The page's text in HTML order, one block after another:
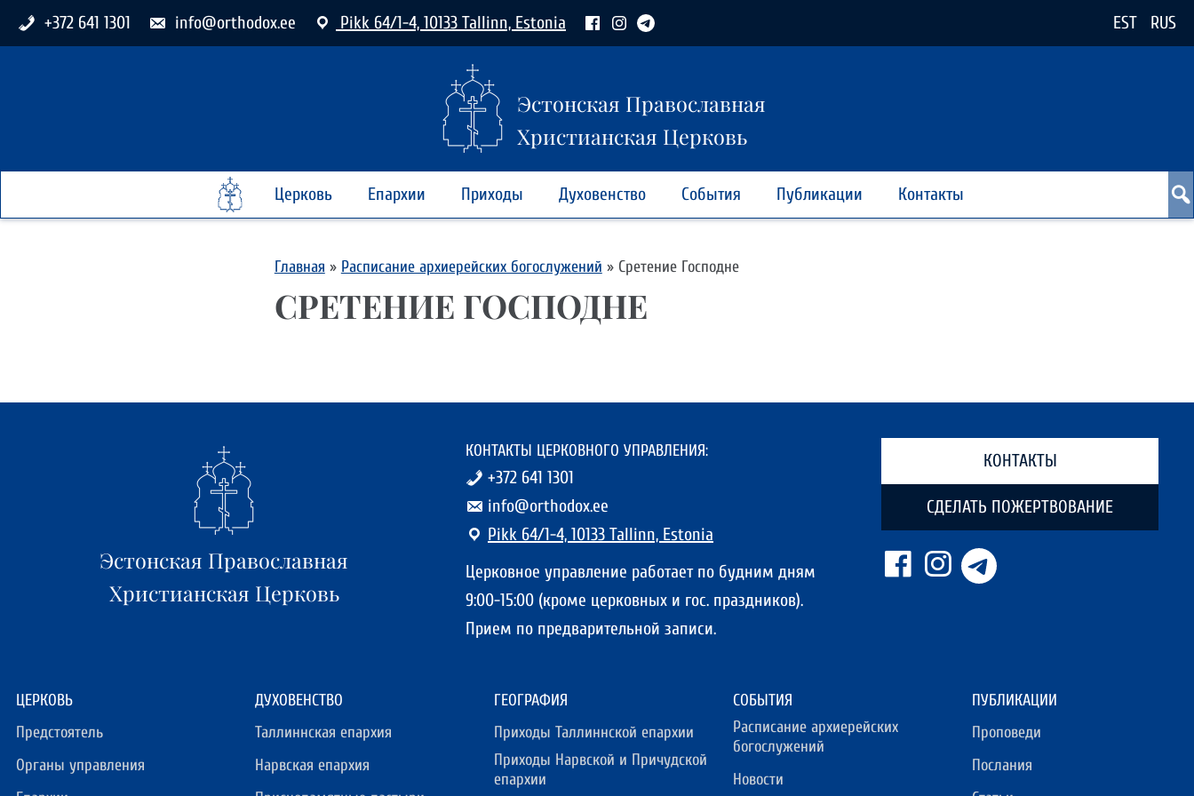
+372 641 1301 info@orthodox.ee Pikk 64/1-4, 10133 Tallinn, Estonia EST RUS
Эстонская Православная
Христианская Церковь
Церковь Епархии Приходы Духовенство События Публикации Контакты
Главная » Расписание архиерейских богослужений » Сретение Господне
СРЕТЕНИЕ ГОСПОДНЕ
Эстонская Православная
Христианская Церковь
КОНТАКТЫ ЦЕРКОВНОГО УПРАВЛЕНИЯ:
+372 641 1301
info@orthodox.ee
Pikk 64/1-4, 10133 Tallinn, Estonia
Церковное управление работает по будним дням
9:00-15:00 (кроме церковных и гос. праздников).
Прием по предварительной записи.
КОНТАКТЫ
СДЕЛАТЬ ПОЖЕРТВОВАНИЕ
ЦЕРКОВЬ
Предстоятель
Органы управления
ДУХОВЕНСТВО
Таллиннская епархия
Нарвская епархия
ГЕОГРАФИЯ
Приходы Таллиннской епархии
Приходы Нарвской и Причудской
епархии
СОБЫТИЯ
Расписание архиерейских
богослужений
Новости
ПУБЛИКАЦИИ
Проповеди
Послания